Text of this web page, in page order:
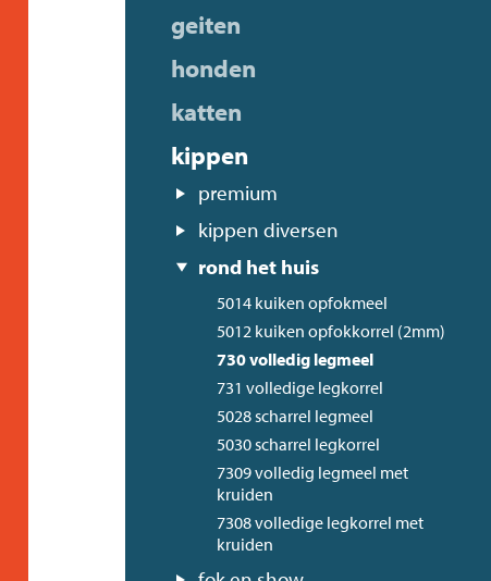
geiten
honden
katten
kippen
premium
kippen diversen
rond het huis
5014 kuiken opfokmeel
5012 kuiken opfokkorrel (2mm)
730 volledig legmeel
731 volledige legkorrel
5028 scharrel legmeel
5030 scharrel legkorrel
7309 volledig legmeel met
kruiden
7308 volledige legkorrel met
kruiden